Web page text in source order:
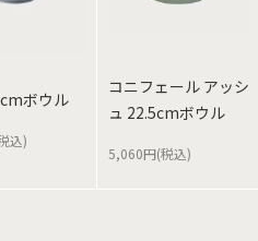
ボウル
込)
コニフェール アッシ
ュ 22.5cmボウル
5,060円(税込)